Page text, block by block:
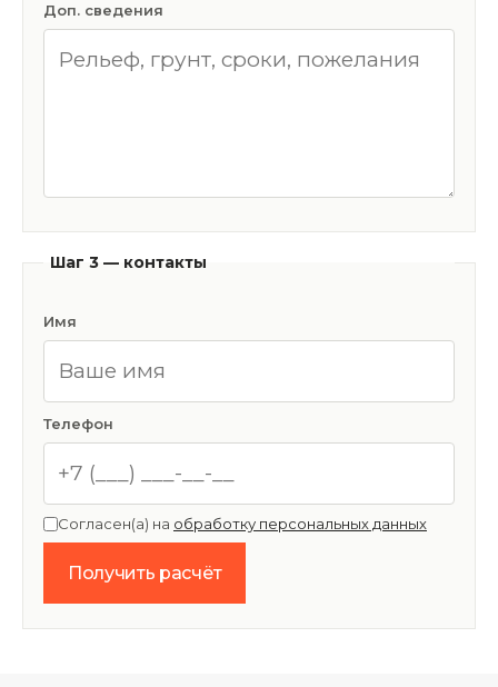
Доп. сведения
Шаг 3 — контакты
Имя
Телефон
Согласен(а) на обработку персональных данных
Получить расчёт